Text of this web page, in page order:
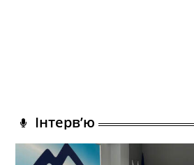
Інтерв’ю